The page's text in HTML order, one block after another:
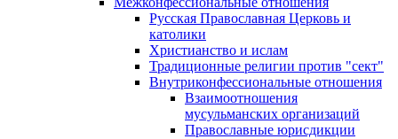
Русская Православная Церковь и
католики
Христианство и ислам
Традиционные религии против "сект"
Внутриконфессиональные отношения
Взаимоотношения
мусульманских организаций
Православные юрисдикции